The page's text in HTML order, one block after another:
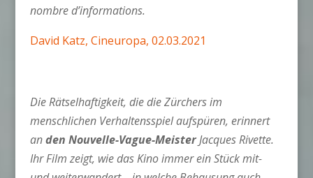
nombre d’informations.
David Katz, Cineuropa, 02.03.2021
Die Rätselhaftigkeit, die die Zürchers im
menschlichen Verhaltensspiel aufspüren, erinnert
anden Nouvelle-Vague-MeisterJacques Rivette.
Ihr Film zeigt, wie das Kino immer ein Stück mit-